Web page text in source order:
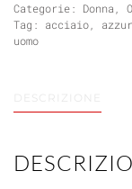
Categorie: Donna,
Tag: acciaio,
uomo
DESCRIZIONE